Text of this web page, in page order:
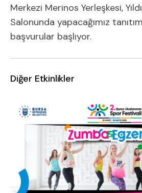
Merkezi Merinos Yerleşkesi,
Salonunda yapacağımız
başvurular başlıyor.
Diğer Etkinlikler